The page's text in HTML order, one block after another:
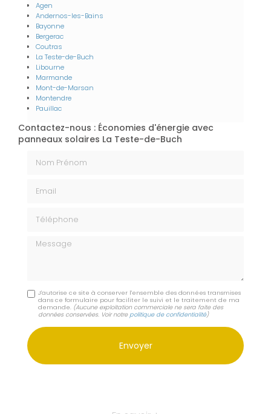
Agen
Andernos-les-Bains
Bayonne
Bergerac
Coutras
La Teste-de-Buch
Libourne
Marmande
Mont-de-Marsan
Montendre
Pauillac
Contactez-nous : Économies d'énergie avec
panneaux solaires La Teste-de-Buch
Message
J'autorise ce site à conserver l'ensemble des données transmises
dans ce formulaire pour faciliter le suivi et le traitement de ma
demande. (Aucune exploitation commerciale ne sera faite des
données conservées. Voir notre politique de confidentialité)